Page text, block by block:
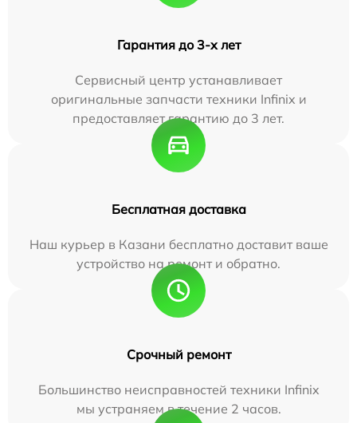
Гарантия до 3-х лет
Сервисный центр устанавливает
оригинальные запчасти техники Infinix и
предоставляет гарантию до 3 лет.
Бесплатная доставка
Наш курьер в Казани бесплатно доставит ваше
устройство на ремонт и обратно.
Срочный ремонт
Большинство неисправностей техники Infinix
мы устраняем в течение 2 часов.